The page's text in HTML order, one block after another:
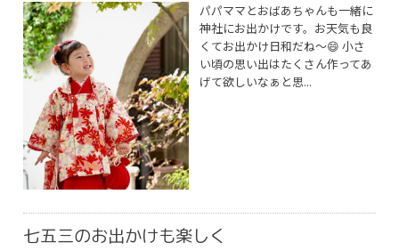
パパママとおばあちゃんも一緒に
神社にお出かけです。お天気も良
くてお出かけ日和だね〜😄 小さ
い頃の思い出はたくさん作ってあ
げて欲しいなぁと思...
七五三のお出かけも楽しく